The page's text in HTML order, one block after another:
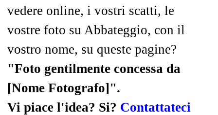
vedere online, i vostri scatti, le
vostre foto su Abbateggio, con il
vostro nome, su queste pagine?
"Foto gentilmente concessa da
[Nome Fotografo]".
Vi piace l'idea? Si? Contattateci